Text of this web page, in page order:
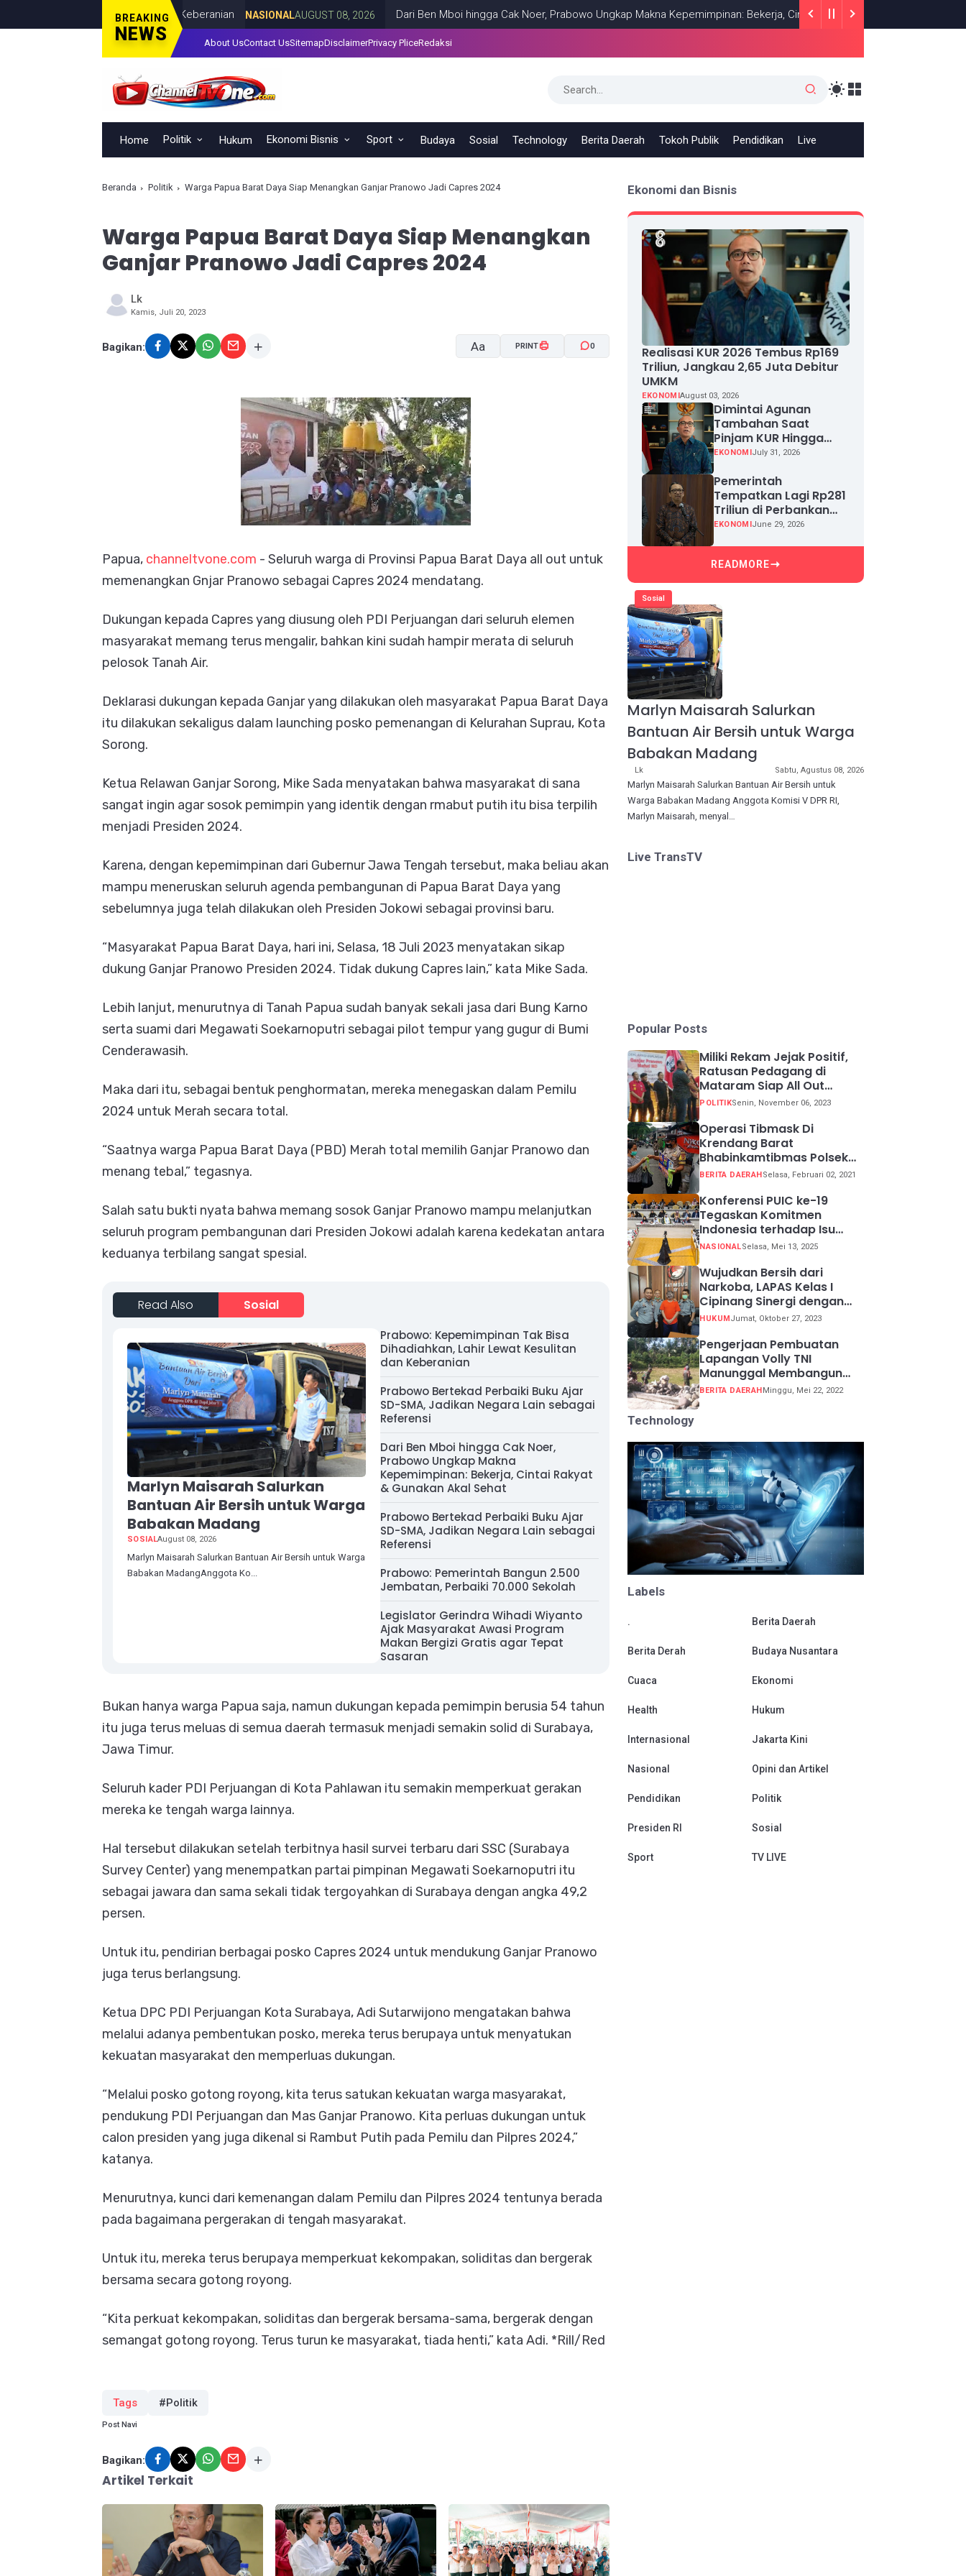
BREAKING
NEWS
Lahir Lewat Kesulitan dan Keberanian NASIONALAUGUST 08, 2026 Dari Ben Mboi hingga Cak Noer, Prabowo Ungkap Makna Kepemimpinan: Bekerja, Cintai Rakyat & Gunakan Akal Sehat
About UsContact UsSitemapDisclaimerPrivacy PliceRedaksi
Home Politik Hukum Ekonomi Bisnis Sport Budaya Sosial Technology Berita Daerah Tokoh Publik Pendidikan Live
Beranda Politik Warga Papua Barat Daya Siap Menangkan Ganjar Pranowo Jadi Capres 2024
Warga Papua Barat Daya Siap Menangkan
Ganjar Pranowo Jadi Capres 2024
Lk
Kamis, Juli 20, 2023
Bagikan: Aa PRINT 0
Papua, channeltvone.com - Seluruh warga di Provinsi Papua Barat Daya all out untuk
memenangkan Gnjar Pranowo sebagai Capres 2024 mendatang.
Dukungan kepada Capres yang diusung oleh PDI Perjuangan dari seluruh elemen
masyarakat memang terus mengalir, bahkan kini sudah hampir merata di seluruh
pelosok Tanah Air.
Deklarasi dukungan kepada Ganjar yang dilakukan oleh masyarakat Papua Barat Daya
itu dilakukan sekaligus dalam launching posko pemenangan di Kelurahan Suprau, Kota
Sorong.
Ketua Relawan Ganjar Sorong, Mike Sada menyatakan bahwa masyarakat di sana
sangat ingin agar sosok pemimpin yang identik dengan rmabut putih itu bisa terpilih
menjadi Presiden 2024.
Karena, dengan kepemimpinan dari Gubernur Jawa Tengah tersebut, maka beliau akan
mampu meneruskan seluruh agenda pembangunan di Papua Barat Daya yang
sebelumnya juga telah dilakukan oleh Presiden Jokowi sebagai provinsi baru.
“Masyarakat Papua Barat Daya, hari ini, Selasa, 18 Juli 2023 menyatakan sikap
dukung Ganjar Pranowo Presiden 2024. Tidak dukung Capres lain,” kata Mike Sada.
Lebih lanjut, menurutnya di Tanah Papua sudah banyak sekali jasa dari Bung Karno
serta suami dari Megawati Soekarnoputri sebagai pilot tempur yang gugur di Bumi
Cenderawasih.
Maka dari itu, sebagai bentuk penghormatan, mereka menegaskan dalam Pemilu
2024 untuk Merah secara total.
“Saatnya warga Papua Barat Daya (PBD) Merah total memilih Ganjar Pranowo dan
menang tebal,” tegasnya.
Salah satu bukti nyata bahwa memang sosok Ganjar Pranowo mampu melanjutkan
seluruh program pembangunan dari Presiden Jokowi adalah karena kedekatan antara
keduanya terbilang sangat spesial.
Read Also Sosial
Marlyn Maisarah Salurkan
Bantuan Air Bersih untuk Warga
Babakan Madang
SOSIALAugust 08, 2026
Marlyn Maisarah Salurkan Bantuan Air Bersih untuk Warga
Babakan MadangAnggota Ko...
Prabowo: Kepemimpinan Tak Bisa
Dihadiahkan, Lahir Lewat Kesulitan
dan Keberanian
Prabowo Bertekad Perbaiki Buku Ajar
SD-SMA, Jadikan Negara Lain sebagai
Referensi
Dari Ben Mboi hingga Cak Noer,
Prabowo Ungkap Makna
Kepemimpinan: Bekerja, Cintai Rakyat
& Gunakan Akal Sehat
Prabowo Bertekad Perbaiki Buku Ajar
SD-SMA, Jadikan Negara Lain sebagai
Referensi
Prabowo: Pemerintah Bangun 2.500
Jembatan, Perbaiki 70.000 Sekolah
Legislator Gerindra Wihadi Wiyanto
Ajak Masyarakat Awasi Program
Makan Bergizi Gratis agar Tepat
Sasaran
Bukan hanya warga Papua saja, namun dukungan kepada pemimpin berusia 54 tahun
itu juga terus meluas di semua daerah termasuk menjadi semakin solid di Surabaya,
Jawa Timur.
Seluruh kader PDI Perjuangan di Kota Pahlawan itu semakin memperkuat gerakan
mereka ke tengah warga lainnya.
Hal tersebut dilakukan setelah terbitnya hasil survei terbaru dari SSC (Surabaya
Survey Center) yang menempatkan partai pimpinan Megawati Soekarnoputri itu
sebagai jawara dan sama sekali tidak tergoyahkan di Surabaya dengan angka 49,2
persen.
Untuk itu, pendirian berbagai posko Capres 2024 untuk mendukung Ganjar Pranowo
juga terus berlangsung.
Ketua DPC PDI Perjuangan Kota Surabaya, Adi Sutarwijono mengatakan bahwa
melalui adanya pembentukan posko, mereka terus berupaya untuk menyatukan
kekuatan masyarakat den memperluas dukungan.
“Melalui posko gotong royong, kita terus satukan kekuatan warga masyarakat,
pendukung PDI Perjuangan dan Mas Ganjar Pranowo. Kita perluas dukungan untuk
calon presiden yang juga dikenal si Rambut Putih pada Pemilu dan Pilpres 2024,”
katanya.
Menurutnya, kunci dari kemenangan dalam Pemilu dan Pilpres 2024 tentunya berada
pada bagaimana pergerakan di tengah masyarakat.
Untuk itu, mereka terus berupaya memperkuat kekompakan, soliditas dan bergerak
bersama secara gotong royong.
“Kita perkuat kekompakan, soliditas dan bergerak bersama-sama, bergerak dengan
semangat gotong royong. Terus turun ke masyarakat, tiada henti,” kata Adi. *Rill/Red
Tags #Politik
Post Navi
Bagikan:
Artikel Terkait
Ekonomi dan Bisnis
Realisasi KUR 2026 Tembus Rp169
Triliun, Jangkau 2,65 Juta Debitur
UMKM
EKONOMIAugust 03, 2026
Dimintai Agunan
Tambahan Saat
Pinjam KUR Hingga
Rp100 Juta, Segera
EKONOMI July 31, 2026
Pemerintah
Tempatkan Lagi Rp281
Triliun di Perbankan
demi Jaga Likuiditas
EKONOMI June 29, 2026
READMORE
Sosial
Marlyn Maisarah Salurkan
Bantuan Air Bersih untuk Warga
Babakan Madang
Lk Sabtu, Agustus 08, 2026
Marlyn Maisarah Salurkan Bantuan Air Bersih untuk
Warga Babakan Madang Anggota Komisi V DPR RI,
Marlyn Maisarah, menyal…
Live TransTV
Popular Posts
Miliki Rekam Jejak Positif,
Ratusan Pedagang di
Mataram Siap All Out
Menangkan Ganjar-Mahfud
POLITIKSenin, November 06, 2023
Operasi Tibmask Di
Krendang Barat
Bhabinkamtibmas Polsek
Tambora Bagikan Masker
Prokes
BERITA DAERAHSelasa, Februari 02, 2021
Konferensi PUIC ke-19
Tegaskan Komitmen
Indonesia terhadap Isu
Lingkungan Global
NASIONALSelasa, Mei 13, 2025
Wujudkan Bersih dari
Narkoba, LAPAS Kelas I
Cipinang Sinergi dengan
Kepolisian Resor Metro
HUKUMJumat, Oktober 27, 2023
Pengerjaan Pembuatan
Lapangan Volly TNI
Manunggal Membangun
Desa (TMMD) ke 113
BERITA DAERAHMinggu, Mei 22, 2022
Technology
Labels
. Berita Daerah
Berita Derah Budaya Nusantara
Cuaca Ekonomi
Health Hukum
Internasional Jakarta Kini
Nasional Opini dan Artikel
Pendidikan Politik
Presiden RI Sosial
Sport TV LIVE